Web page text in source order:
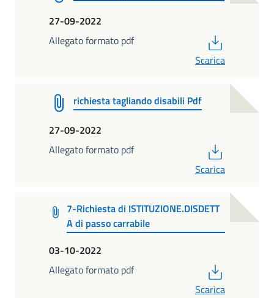
27-09-2022
Allegato formato pdf
Scarica
richiesta tagliando disabili Pdf
27-09-2022
Allegato formato pdf
Scarica
7-Richiesta di ISTITUZIONE.DISDETT
A di passo carrabile
03-10-2022
Allegato formato pdf
Scarica